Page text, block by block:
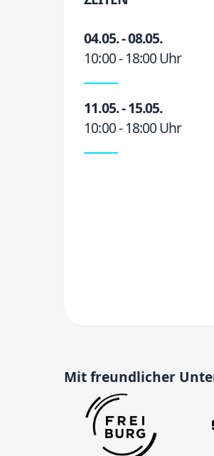
04.05. - 08.05.
10:00 - 18:00 Uhr
11.05. - 15.05.
10:00 - 18:00 Uhr
Mit freundlicher